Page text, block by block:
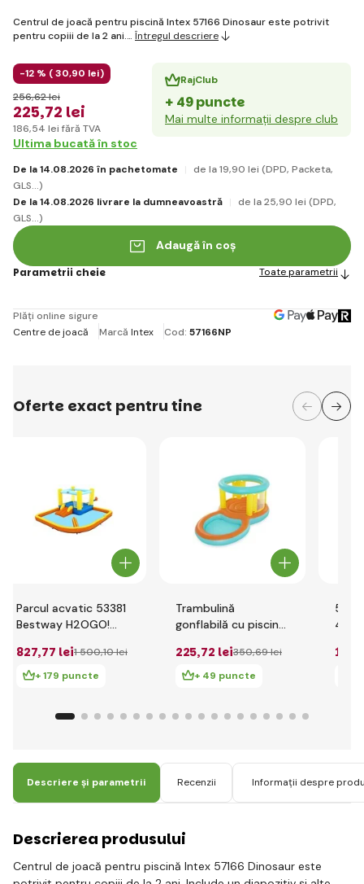
Centrul de joacă pentru piscină Intex 57166 Dinosaur este potrivit
pentru copiii de la 2 ani.… Întregul descriere
-12 % (30,90 lei)
225,72 lei
256,62 lei
186,54 lei fără TVA
RajClub
+ 49 puncte
Mai multe informații despre club
Ultima bucată în stoc
De la 14.08.2026 în pachetomate de la 19,90 lei (DPD, Packeta,
GLS...)
De la 14.08.2026 livrare la dumneavoastră
de la 25,90 lei (DPD,
GLS...)
Adaugă în coș
Parametrii cheie Toate parametrii
Plăți online sigure
Centre de joacă
Marcă Intex Cod: 57166NP
Oferte exact pentru tine
Parcul acvatic 53381
Bestway H2OGO!
1.52m Beach Bounce
827,77 lei1 500,10 lei
+ 179 puncte
Trambulină
gonflabilă cu piscină
2.39mx 1.42mx
1.02m
225,72 lei350,69 lei
+ 49 puncte
175
Descriere și parametrii Recenzii Informații despre
Descrierea produsului
Centrul de joacă pentru piscină Intex 57166 Dinosaur este